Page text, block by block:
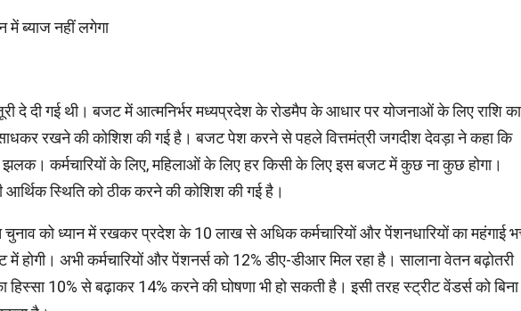
में ब्याज नहीं लगेगा
दी गई थी। बजट में आत्मनिर्भर मध्यप्रदेश के रोडमैप के आधार पर योजनाओं के लिए राशि का
साधकर रखने की कोशिश की गई है। बजट पेश करने से पहले वित्तमंत्री जगदीश देवड़ा ने कहा कि
कर्मचारियों के लिए, महिलाओं के लिए हर किसी के लिए इस बजट में कुछ ना कुछ होगा।
आर्थिक स्थिति को ठीक करने की कोशिश की गई है।
चुनाव को ध्यान में रखकर प्रदेश के 10 लाख से अधिक कर्मचारियों और पेंशनधारियों का महंगाई
होगी। अभी कर्मचारियों और पेंशनर्स को 12% डीए-डीआर मिल रहा है। सालाना वेतन बढ़ोतरी
10% से बढ़ाकर 14% करने की घोषणा भी हो सकती है। इसी तरह स्ट्रीट वेंडर्स को बिना